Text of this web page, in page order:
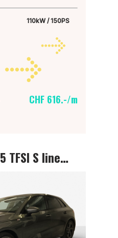
110kW / 150PS
CHF 616.-/m
A3 Sportback 35 TFSI S line Attraction